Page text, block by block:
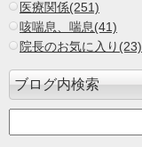
医療関係(251)
咳喘息、喘息(41)
院長のお気に入り(23)
ブログ内検索